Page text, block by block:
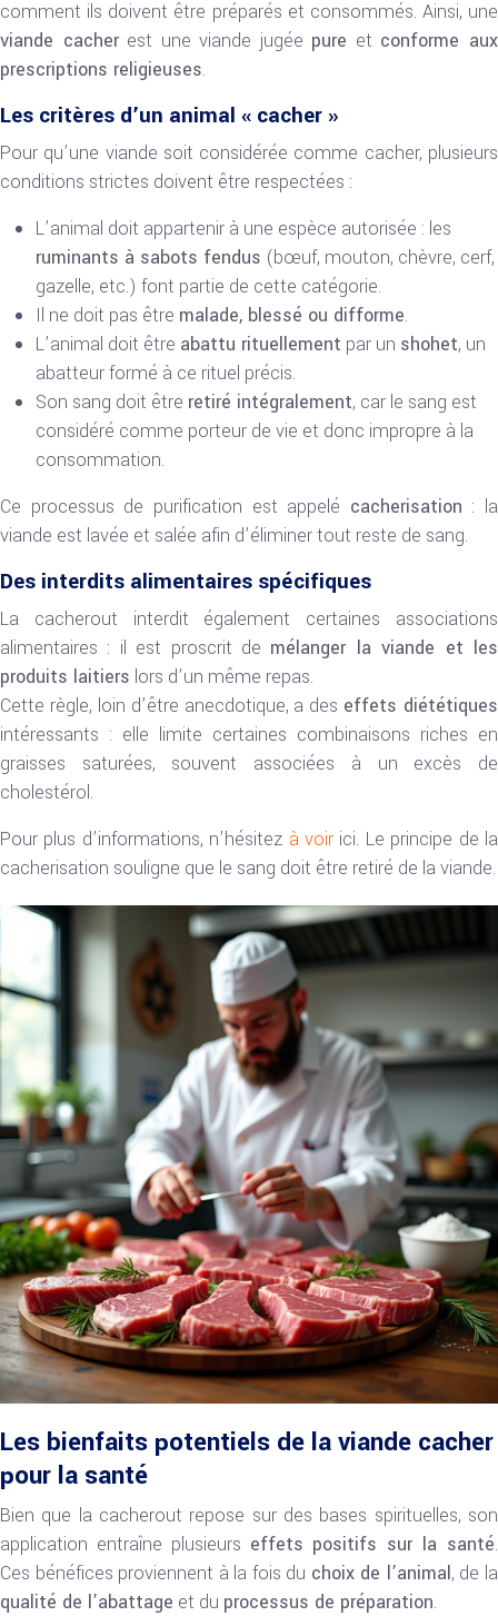
comment ils doivent être préparés et consommés. Ainsi, une
viande cacherest une viande jugée pure et conforme aux
prescriptions religieuses.
Les critères d’un animal « cacher »
Pour qu’une viande soit considérée comme cacher, plusieurs
conditions strictes doivent être respectées :
L’animal doit appartenir à une espèce autorisée : les
ruminants à sabots fendus (bœuf, mouton, chèvre, cerf,
gazelle, etc.) font partie de cette catégorie.
Il ne doit pas être malade, blessé ou difforme.
L’animal doit être abattu rituellement par un shohet, un
abatteur formé à ce rituel précis.
Son sang doit être retiré intégralement, car le sang est
considéré comme porteur de vie et donc impropre à la
consommation.
Ce processus de purification est appelé cacherisation : la
viande est lavée et salée afin d’éliminer tout reste de sang.
Des interdits alimentaires spécifiques
La cacherout interdit également certaines associations
alimentaires : il est proscrit de mélanger la viande et les
produits laitiers lors d’un même repas.
Cette règle, loin d’être anecdotique, a des effets diététiques
intéressants : elle limite certaines combinaisons riches en
graisses saturées, souvent associées à un excès de
cholestérol.
Pour plus d’informations, n’hésitez à voir ici. Le principe de la
cacherisation souligne que le sang doit être retiré de la viande.
Les bienfaits potentiels de la viande cacher
pour la santé
Bien que la cacherout repose sur des bases spirituelles, son
application entraîne plusieurs effets positifs sur la santé.
Ces bénéfices proviennent à la fois du choix de l’animal, de la
qualité de l’abattage et du processus de préparation.